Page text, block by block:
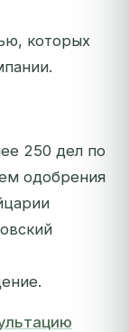
которых
250 дел по
одобрения